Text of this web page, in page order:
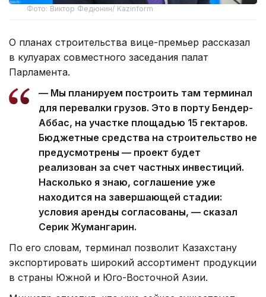
Фото: Виктор Федюнин/ Kazinform
О планах строительства вице-премьер рассказал
в кулуарах совместного заседания палат
Парламента.
— Мы планируем построить там терминал
для перевалки грузов. Это в порту Бендер-
Аббас, на участке площадью 15 гектаров.
Бюджетные средства на строительство не
предусмотрены — проект будет
реализован за счет частных инвестиций.
Насколько я знаю, соглашение уже
находится на завершающей стадии:
условия аренды согласованы, — сказал
Серик Жумангарин.
По его словам, терминал позволит Казахстану
экспортировать широкий ассортимент продукции
в страны Южной и Юго-Восточной Азии.